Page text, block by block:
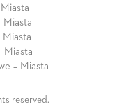
Miasta
Miasta
Miasta
– Miasta
reserved.